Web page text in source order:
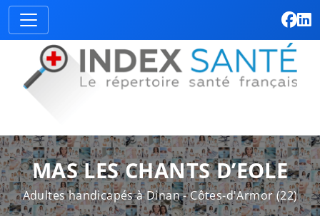
MAS LES CHANTS D’EOLE
Adultes handicapés à Dinan - Côtes-d'Armor (22)